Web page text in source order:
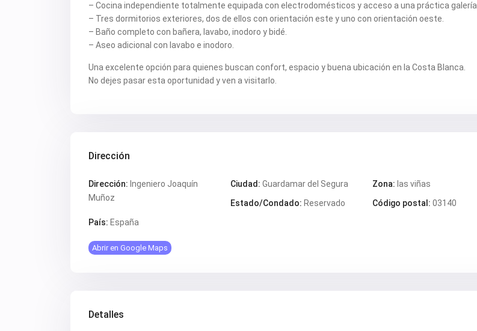
– Cocina independiente totalmente equipada con electrodomésticos y acceso a una práctica galería.
– Tres dormitorios exteriores, dos de ellos con orientación este y uno con orientación oeste.
– Baño completo con bañera, lavabo, inodoro y bidé.
– Aseo adicional con lavabo e inodoro.
Una excelente opción para quienes buscan confort, espacio y buena ubicación en la Costa Blanca.
No dejes pasar esta oportunidad y ven a visitarlo.
Dirección
Dirección: Ingeniero Joaquín
Muñoz
Ciudad: Guardamar del Segura Zona: las viñas
Estado/Condado: Reservado Código postal: 03140
País: España
Abrir en Google Maps
Detalles